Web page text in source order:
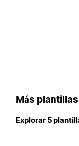
Más
Explorar 5